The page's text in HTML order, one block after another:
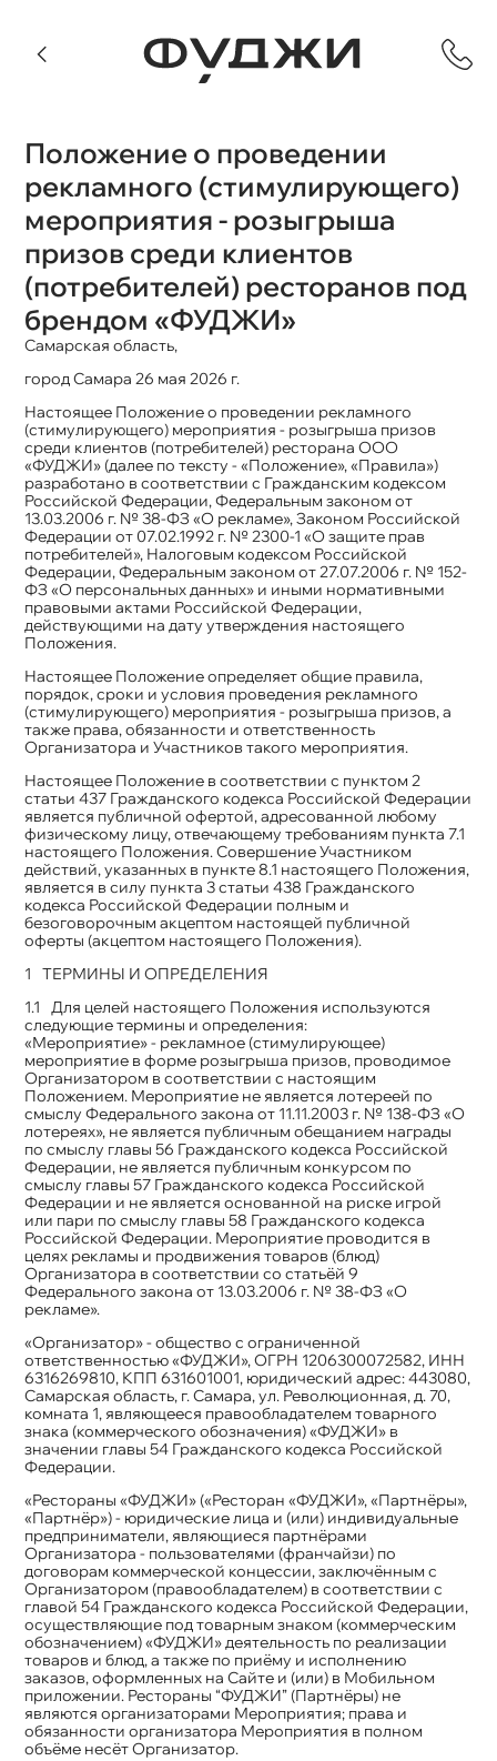
Положение о проведении
рекламного (стимулирующего)
мероприятия - розыгрыша
призов среди клиентов
(потребителей) ресторанов под
брендом «ФУДЖИ»
Самарская область,
город Самара 26 мая 2026 г.
Настоящее Положение о проведении рекламного
(стимулирующего) мероприятия - розыгрыша призов
среди клиентов (потребителей) ресторана ООО
«ФУДЖИ» (далее по тексту - «Положение», «Правила»)
разработано в соответствии с Гражданским кодексом
Российской Федерации, Федеральным законом от
13.03.2006 г. № 38-ФЗ «О рекламе», Законом Российской
Федерации от 07.02.1992 г. № 2300-1 «О защите прав
потребителей», Налоговым кодексом Российской
Федерации, Федеральным законом от 27.07.2006 г. № 152-
ФЗ «О персональных данных» и иными нормативными
правовыми актами Российской Федерации,
действующими на дату утверждения настоящего
Положения.
Настоящее Положение определяет общие правила,
порядок, сроки и условия проведения рекламного
(стимулирующего) мероприятия - розыгрыша призов, а
также права, обязанности и ответственность
Организатора и Участников такого мероприятия.
Настоящее Положение в соответствии с пунктом 2
статьи 437 Гражданского кодекса Российской Федерации
является публичной офертой, адресованной любому
физическому лицу, отвечающему требованиям пункта 7.1
настоящего Положения. Совершение Участником
действий, указанных в пункте 8.1 настоящего Положения,
является в силу пункта 3 статьи 438 Гражданского
кодекса Российской Федерации полным и
безоговорочным акцептом настоящей публичной
оферты (акцептом настоящего Положения).
ТЕРМИНЫ И ОПРЕДЕЛЕНИЯ
Для целей настоящего Положения используются
следующие термины и определения:
«Мероприятие» - рекламное (стимулирующее)
мероприятие в форме розыгрыша призов, проводимое
Организатором в соответствии с настоящим
Положением. Мероприятие не является лотереей по
смыслу Федерального закона от 11.11.2003 г. № 138-ФЗ «О
лотереях», не является публичным обещанием награды
по смыслу главы 56 Гражданского кодекса Российской
Федерации, не является публичным конкурсом по
смыслу главы 57 Гражданского кодекса Российской
Федерации и не является основанной на риске игрой
или пари по смыслу главы 58 Гражданского кодекса
Российской Федерации. Мероприятие проводится в
целях рекламы и продвижения товаров (блюд)
Организатора в соответствии со статьёй 9
Федерального закона от 13.03.2006 г. № 38-ФЗ «О
рекламе».
«Организатор» - общество с ограниченной
ответственностью «ФУДЖИ», ОГРН 1206300072582, ИНН
6316269810, КПП 631601001, юридический адрес: 443080,
Самарская область, г. Самара, ул. Революционная, д. 70,
комната 1, являющееся правообладателем товарного
знака (коммерческого обозначения) «ФУДЖИ» в
значении главы 54 Гражданского кодекса Российской
Федерации.
«Рестораны «ФУДЖИ» («Ресторан «ФУДЖИ», «Партнёры»,
«Партнёр») - юридические лица и (или) индивидуальные
предприниматели, являющиеся партнёрами
Организатора - пользователями (франчайзи) по
договорам коммерческой концессии, заключённым с
Организатором (правообладателем) в соответствии с
главой 54 Гражданского кодекса Российской Федерации,
осуществляющие под товарным знаком (коммерческим
обозначением) «ФУДЖИ» деятельность по реализации
товаров и блюд, а также по приёму и исполнению
заказов, оформленных на Сайте и (или) в Мобильном
приложении. Рестораны “ФУДЖИ” (Партнёры) не
являются организаторами Мероприятия; права и
обязанности организатора Мероприятия в полном
объёме несёт Организатор.